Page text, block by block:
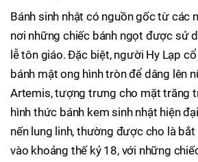
Bánh sinh nhật có nguồn gốc từ các
nơi những chiếc bánh ngọt được sử
lễ tôn giáo. Đặc biệt, người Hy Lạp
bánh mật ong hình tròn để dâng lên
Artemis, tượng trưng cho mặt trăng
hình thức bánh kem sinh nhật hiện
nến lung linh, thường được cho là
vào khoảng thế kỷ 18, với những